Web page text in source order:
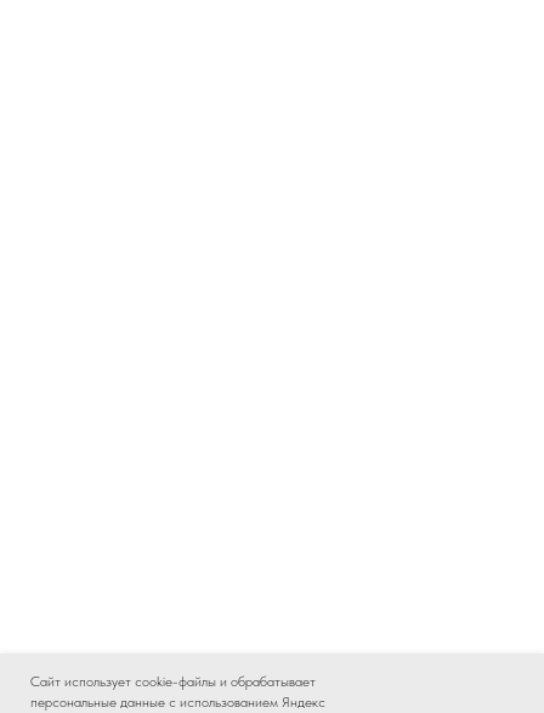
Сайт использует cookie-файлы и обрабатывает
персональные данные с использованием Яндекс